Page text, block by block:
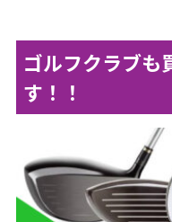
ゴルフクラブも
す！！